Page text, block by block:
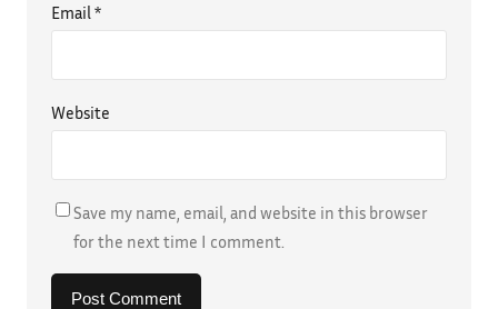
Email *
Website
Save my name, email, and website in this browser
for the next time I comment.